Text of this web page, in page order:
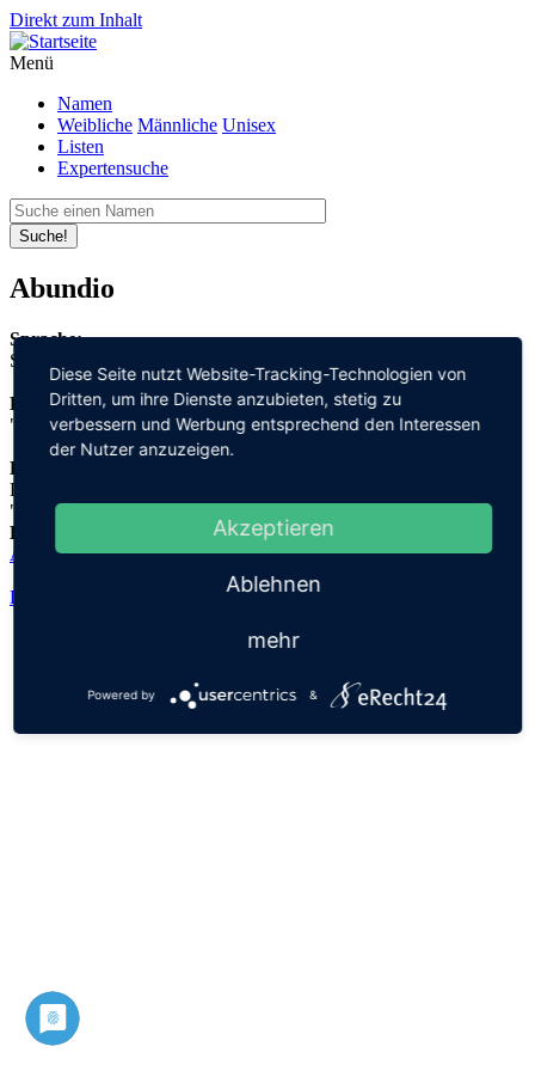
Direkt zum Inhalt
Menü
Namen
Weibliche Männliche Unisex
Listen
Expertensuche
Suche!
Abundio
Sprache:
Spanisch
Bedeutung:
"überreichlich"
Herleitung:
Latein,
"abundans"
Herkunftsname:
Abundius
Datenschutz
Diese Seite nutzt Website-Tracking-Technologien von
Dritten, um ihre Dienste anzubieten, stetig zu
verbessern und Werbung entsprechend den Interessen
der Nutzer anzuzeigen.
Akzeptieren
Ablehnen
mehr
Powered by &